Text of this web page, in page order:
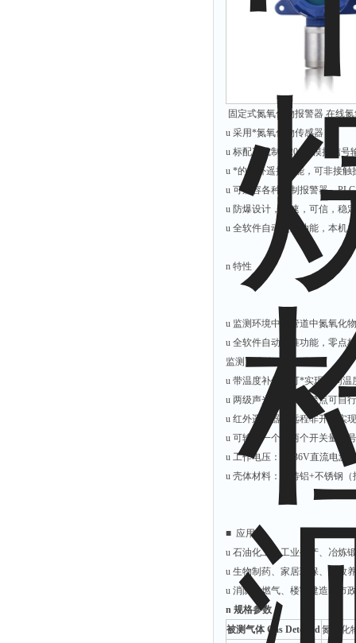
固定式氮氧化物报警器 在线
u 采用*氮氧化物传感器
u 标配三线制4-20mA模拟信
u *的红外遥控功能，可非接
u 可兼容各种控制报警器、
u 防爆设计，快速，可信，稳
u 全软件自动校准功能，本机
n 特性
u 监测环境中或管道中氮氧化
u 全软件自动校准功能，零点
监测更准确，更可靠
u 带温度补偿，可*实现不同
u 两级声光报警，报警点可自
u 红外遥控器可远程非开盖实
u 可输出一个或两个开关量信
u 工作电压：12-36V直流电源
u 壳体材料：压铸铝+不锈钢
■ 应用
u 石油化工、工业生产、冶炼
u 生物制药、家居环保、畜牧
u 消防、燃气、楼宇建造、市
n 规格参数
被测气体 Gas Detected氮氧化